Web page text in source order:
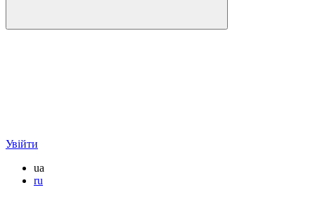
Увійти
ua
ru